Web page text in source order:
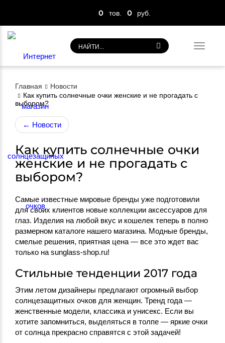
0 тов. 0 руб.
Главная
Новости
Как купить солнечные очки женские и не прогадать с
выбором?
← Новости
Как купить солнечные очки
женские и не прогадать с
выбором?
Самые известные мировые бренды уже подготовили
для своих клиентов новые коллекции аксессуаров для
глаз. Изделия на любой вкус и кошелек теперь в полно
размерном каталоге нашего магазина. Модные бренды,
смелые решения, приятная цена — все это ждет вас
только на sunglass-shop.ru!
Стильные тенденции 2017 года
Этим летом дизайнеры предлагают огромный выбор
солнцезащитных очков для женщин. Тренд года —
женственные модели, классика и унисекс. Если вы
хотите запомниться, выделяться в толпе — яркие очки
от солнца прекрасно справятся с этой задачей!